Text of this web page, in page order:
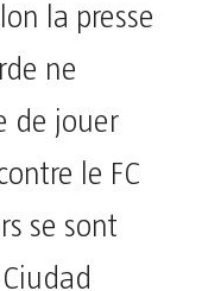
la presse
ne
de jouer
le FC
se sont